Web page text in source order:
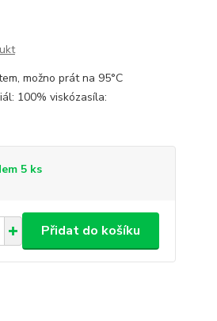
možno prát na 95°C
100% viskózasíla:
5 ks
Přidat do košíku